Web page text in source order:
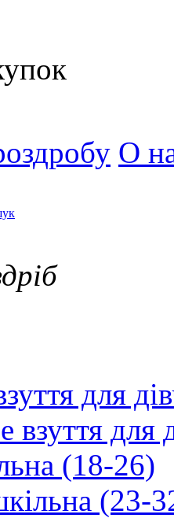
О
для
взуття для
(18-26)
(23-